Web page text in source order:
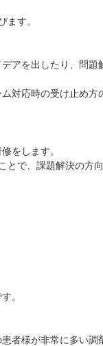
ます。
アを出したり、問題
対応時の受け止め方
をします。
とで、課題解決の方
。
者様が非常に多い調